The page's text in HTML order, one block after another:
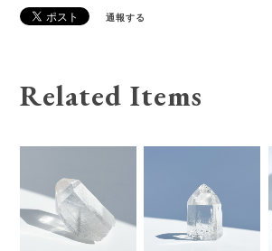
通報する
Related Items